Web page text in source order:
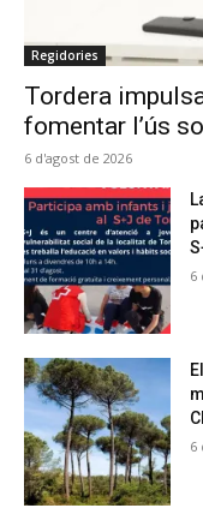
Regidories
Tordera
fomentar l’ús
6 d'agost de 2026
6
6